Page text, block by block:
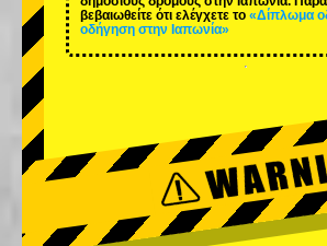
βεβαιωθείτε ότι ελέγχετε το «Δίπλωμα
οδήγηση στην Ιαπωνία»